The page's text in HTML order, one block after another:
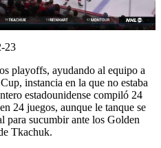
Video
23
playoffs, ayudando al equipo a
instancia en la que no estaba
estadounidense compiló 24
24 juegos, aunque le tanque se
para sucumbir ante los Golden
Tkachuk.